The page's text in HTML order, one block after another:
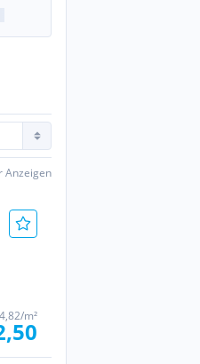
Anzeigen
m²